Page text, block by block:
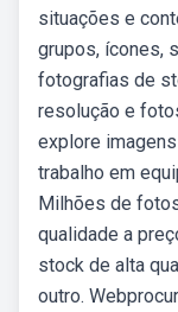
situações e
grupos, ícones,
fotografias de
resolução e
explore
trabalho em
Milhões de
qualidade a
stock de alta
outro.